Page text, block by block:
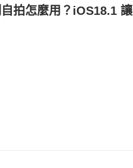
拍怎麼用？iOS18.1 讓